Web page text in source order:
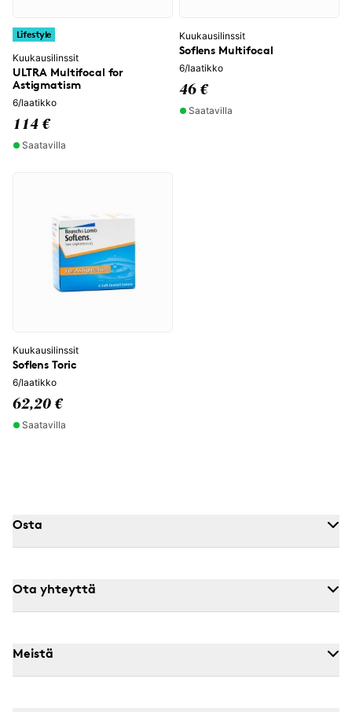
Lifestyle
Kuukausilinssit
ULTRA Multifocal for
Astigmatism
6/laatikko
114 €
Saatavilla
Kuukausilinssit
Soflens Multifocal
6/laatikko
46 €
Saatavilla
Kuukausilinssit
Soflens Toric
6/laatikko
62,20 €
Saatavilla
Osta
Ota yhteyttä
Meistä